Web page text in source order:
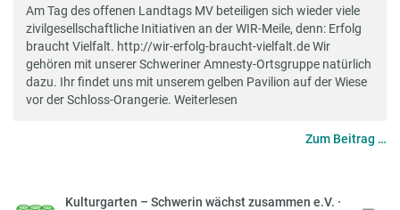
Am Tag des offenen Landtags MV beteiligen sich wieder viele
zivilgesellschaftliche Initiativen an der WIR-Meile, denn: Erfolg
braucht Vielfalt. http://wir-erfolg-braucht-vielfalt.de Wir
gehören mit unserer Schweriner Amnesty-Ortsgruppe natürlich
dazu. Ihr findet uns mit unserem gelben Pavilion auf der Wiese
vor der Schloss-Orangerie. Weiterlesen
Zum Beitrag …
Kulturgarten – Schwerin wächst zusammen e.V. ·